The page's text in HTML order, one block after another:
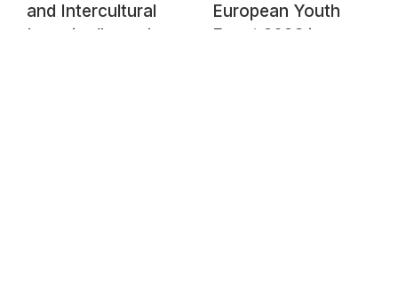
and Intercultural
Learning” panel
European Youth
Event 2023 in